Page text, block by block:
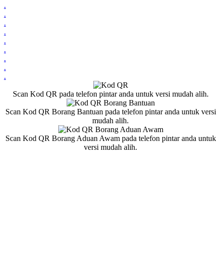
.
.
.
.
.
.
.
.
.
Scan Kod QR pada telefon pintar anda untuk versi mudah alih.
Scan Kod QR Borang Bantuan pada telefon pintar anda untuk versi
mudah alih.
Scan Kod QR Borang Aduan Awam pada telefon pintar anda untuk
versi mudah alih.